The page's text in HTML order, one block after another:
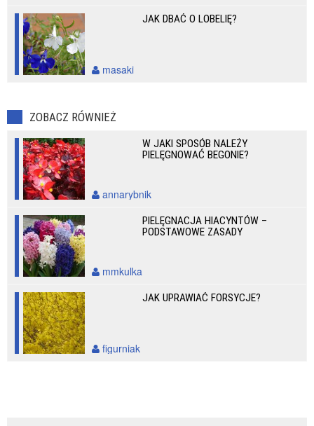
JAK DBAĆ O LOBELIĘ?
masaki
ZOBACZ RÓWNIEŻ
W JAKI SPOSÓB NALEŻY
PIELĘGNOWAĆ BEGONIE?
annarybnik
PIELĘGNACJA HIACYNTÓW –
PODSTAWOWE ZASADY
mmkulka
JAK UPRAWIAĆ FORSYCJE?
figurniak